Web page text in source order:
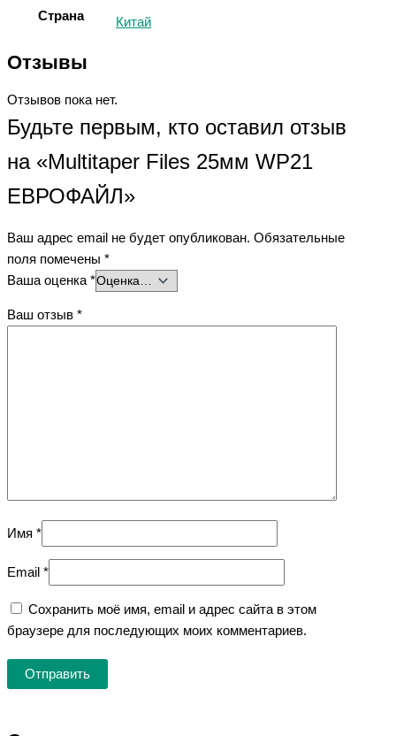
Страна Китай
Отзывы
Отзывов пока нет.
Будьте первым, кто оставил отзыв
на «Multitaper Files 25мм WP21
ЕВРОФАЙЛ»
Ваш адрес email не будет опубликован. Обязательные
поля помечены *
Ваша оценка *
Ваш отзыв *
Имя *
Email *
Сохранить моё имя, email и адрес сайта в этом
браузере для последующих моих комментариев.